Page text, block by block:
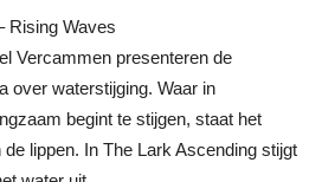
Rising Waves
Vercammen presenteren de
over waterstijging. Waar in
begint te stijgen, staat het
lippen. In The Lark Ascending stijgt